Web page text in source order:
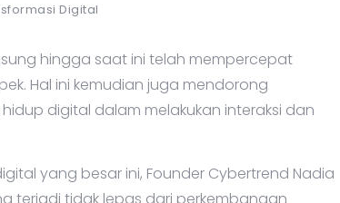
Digital
hingga saat ini telah mempercepat
Hal ini kemudian juga mendorong
digital dalam melakukan interaksi dan
yang besar ini, Founder Cybertrend Nadia
terjadi tidak lepas dari perkembangan